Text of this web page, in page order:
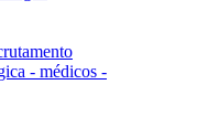
- médicos -